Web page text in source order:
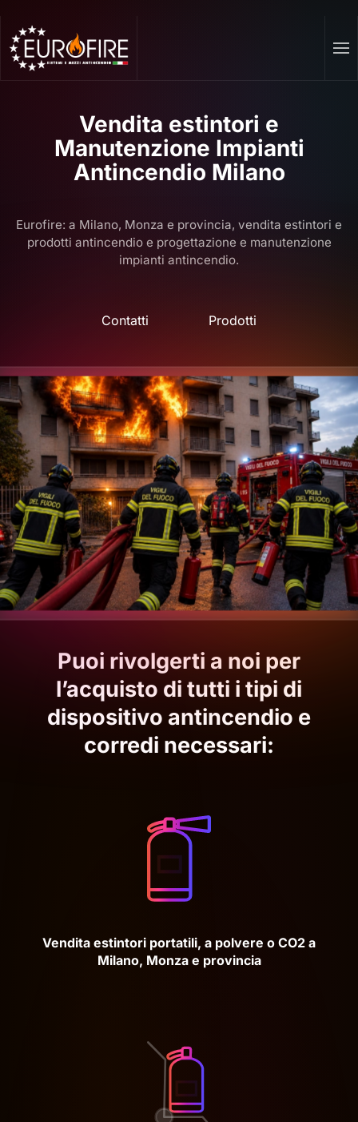
Passa
al
contenuto
Vendita estintori e
Manutenzione Impianti
Antincendio Milano
Eurofire: a Milano, Monza e provincia, vendita estintori e
prodotti antincendio e progettazione e manutenzione
impianti antincendio.
Contatti Prodotti
Puoi rivolgerti a noi per
l’acquisto di tutti i tipi di
dispositivo antincendio e
corredi necessari:
Vendita estintori portatili, a polvere o CO2 a
Milano, Monza e provincia